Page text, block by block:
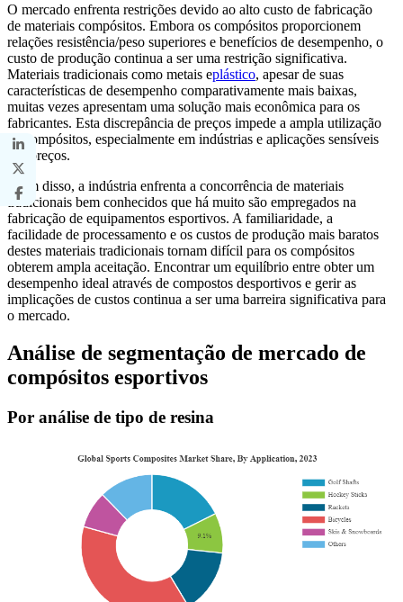
O mercado enfrenta restrições devido ao alto custo de fabricação
de materiais compósitos. Embora os compósitos proporcionem
relações resistência/peso superiores e benefícios de desempenho, o
custo de produção continua a ser uma restrição significativa.
Materiais tradicionais como metais eplástico, apesar de suas
características de desempenho comparativamente mais baixas,
muitas vezes apresentam uma solução mais econômica para os
fabricantes. Esta discrepância de preços impede a ampla utilização
de compósitos, especialmente em indústrias e aplicações sensíveis
aos preços.
Além disso, a indústria enfrenta a concorrência de materiais
tradicionais bem conhecidos que há muito são empregados na
fabricação de equipamentos esportivos. A familiaridade, a
facilidade de processamento e os custos de produção mais baratos
destes materiais tradicionais tornam difícil para os compósitos
obterem ampla aceitação. Encontrar um equilíbrio entre obter um
desempenho ideal através de compostos desportivos e gerir as
implicações de custos continua a ser uma barreira significativa para
o mercado.
Análise de segmentação de mercado de
compósitos esportivos
Por análise de tipo de resina